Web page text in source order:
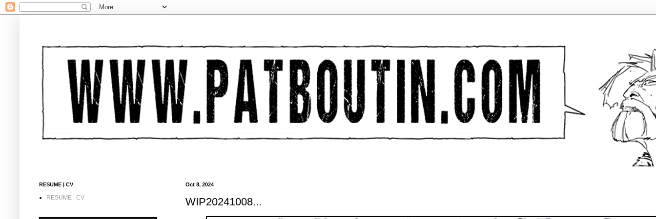
Oct 8, 2024
WIP20241008...
RESUME | CV
RESUME | CV